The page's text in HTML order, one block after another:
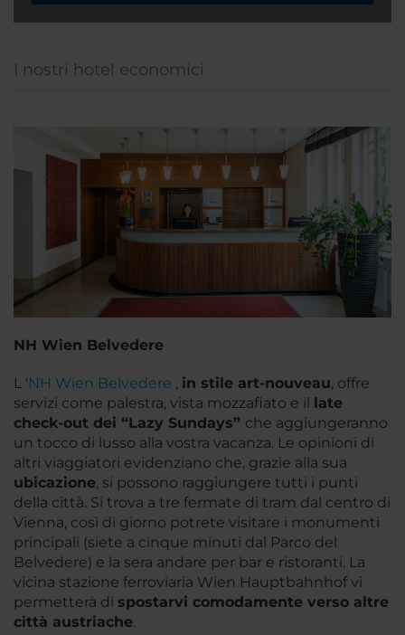
I nostri hotel economici
NH Wien Belvedere
L 'NH Wien Belvedere , in stile art-nouveau, offre
servizi come palestra, vista mozzafiato e il
late
check-out dei “Lazy Sundays” che aggiungeranno
un tocco di lusso alla vostra vacanza. Le opinioni di
altri viaggiatori evidenziano che, grazie alla sua
ubicazione, si possono raggiungere tutti i punti
della città. Si trova a tre fermate di tram dal centro di
Vienna, così di giorno potrete visitare i monumenti
principali (siete a cinque minuti dal Parco del
Belvedere) e la sera andare per bar e ristoranti. La
vicina stazione ferroviaria Wien Hauptbahnhof vi
permetterà di spostarvi comodamente verso altre
città austriache.